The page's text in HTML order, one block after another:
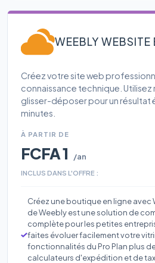
WEEBLY WEBSITE
Créez votre site web
connaissance technique.
glisser-déposer pour un résultat
minutes.
À PARTIR DE
FCFA 1 /an
INCLUS DANS L'OFFRE :
Créez une boutique en ligne avec
de Weebly est une solution de
complète pour les petites
faites évoluer facilement votre
fonctionnalités du Pro Plan plus
calculateurs d'expédition et de